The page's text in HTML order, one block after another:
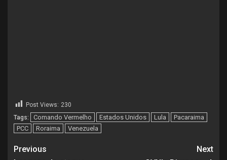
Post Views: 230
Tags:
Comando Vermelho Estados Unidos Lula
Pacaraima
PCC
Roraima Venezuela
Previous
Next